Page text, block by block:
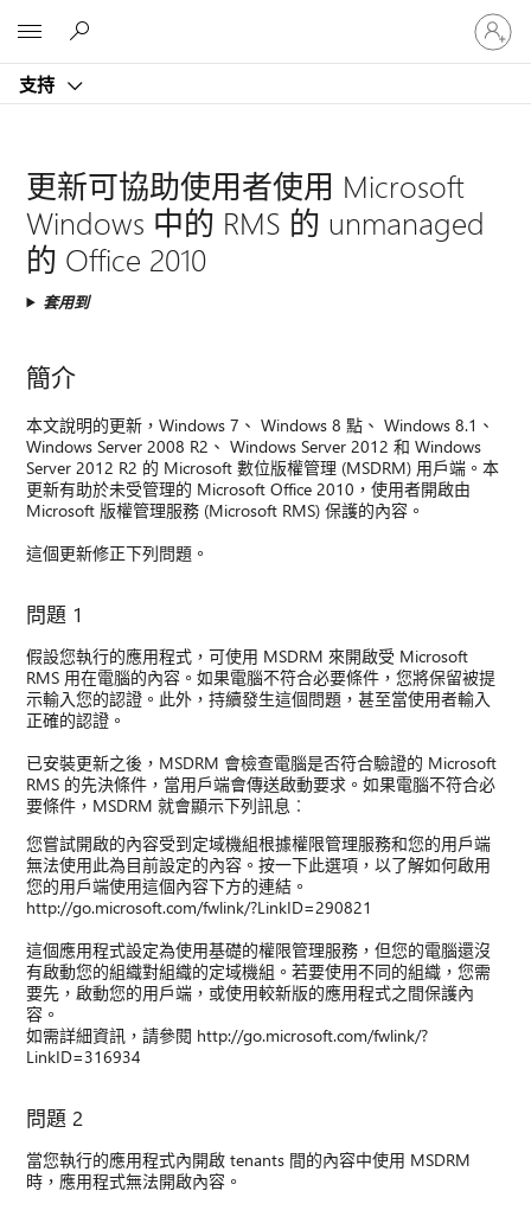
支持
登
入
您
更新可協助使用者使用 Microsoft
Windows 中的 RMS 的 unmanaged
的 Office 2010
套用到
簡介
本文說明的更新，Windows 7、 Windows 8 點、 Windows 8.1、
Windows Server 2008 R2、 Windows Server 2012 和 Windows
Server 2012 R2 的 Microsoft 數位版權管理 (MSDRM) 用戶端。本
更新有助於未受管理的 Microsoft Office 2010，使用者開啟由
Microsoft 版權管理服務 (Microsoft RMS) 保護的內容。
這個更新修正下列問題。
問題 1
假設您執行的應用程式，可使用 MSDRM 來開啟受 Microsoft
RMS 用在電腦的內容。如果電腦不符合必要條件，您將保留被提
示輸入您的認證。此外，持續發生這個問題，甚至當使用者輸入
正確的認證。
已安裝更新之後，MSDRM 會檢查電腦是否符合驗證的 Microsoft
RMS 的先決條件，當用戶端會傳送啟動要求。如果電腦不符合必
要條件，MSDRM 就會顯示下列訊息︰
您嘗試開啟的內容受到定域機組根據權限管理服務和您的用戶端
無法使用此為目前設定的內容。按一下此選項，以了解如何啟用
您的用戶端使用這個內容下方的連結。
http://go.microsoft.com/fwlink/?LinkID=290821
這個應用程式設定為使用基礎的權限管理服務，但您的電腦還沒
有啟動您的組織對組織的定域機組。若要使用不同的組織，您需
要先，啟動您的用戶端，或使用較新版的應用程式之間保護內
容。
如需詳細資訊，請參閱 http://go.microsoft.com/fwlink/?
LinkID=316934
問題 2
當您執行的應用程式內開啟 tenants 間的內容中使用 MSDRM
時，應用程式無法開啟內容。